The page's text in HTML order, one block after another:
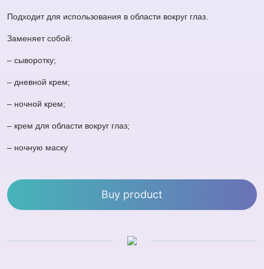
Подходит для использования в области вокруг глаз.
Заменяет собой:
– сыворотку;
– дневной крем;
– ночной крем;
– крем для области вокруг глаз;
– ночную маску
Buy product